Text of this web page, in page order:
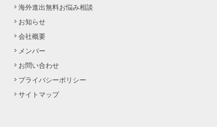
海外進出無料お悩み相談
お知らせ
会社概要
メンバー
お問い合わせ
プライバシーポリシー
サイトマップ